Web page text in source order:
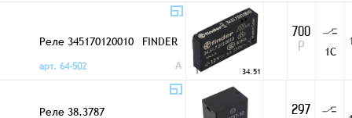
Реле 345170120010
FINDER
арт. 64-502
A 34.51
700
Р
1C
Реле 38.3787
297